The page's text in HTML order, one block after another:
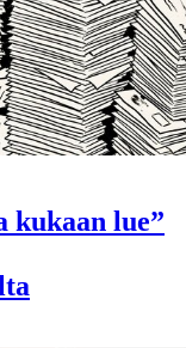
kukaan lue”